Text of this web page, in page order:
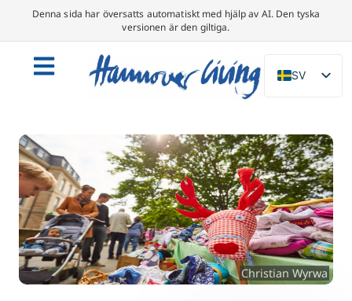
Denna sida har översatts automatiskt med hjälp av AI. Den tyska
versionen är den giltiga.
SV
DE
NL
PL
ES
IT
DA
FR
Christian Wyrwa